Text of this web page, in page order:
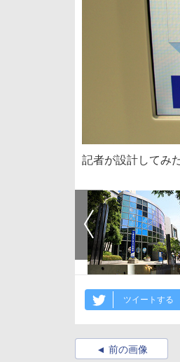
記者が設計してみ
ツイートする
前の画像